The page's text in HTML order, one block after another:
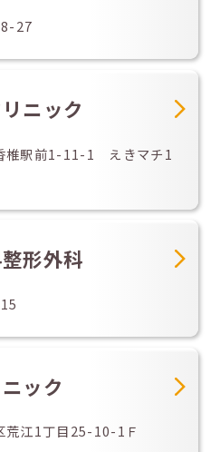
27
ニック
椎駅前1-11-1 えきマチ1
形外科
ック
荒江1丁目25-10-1Ｆ